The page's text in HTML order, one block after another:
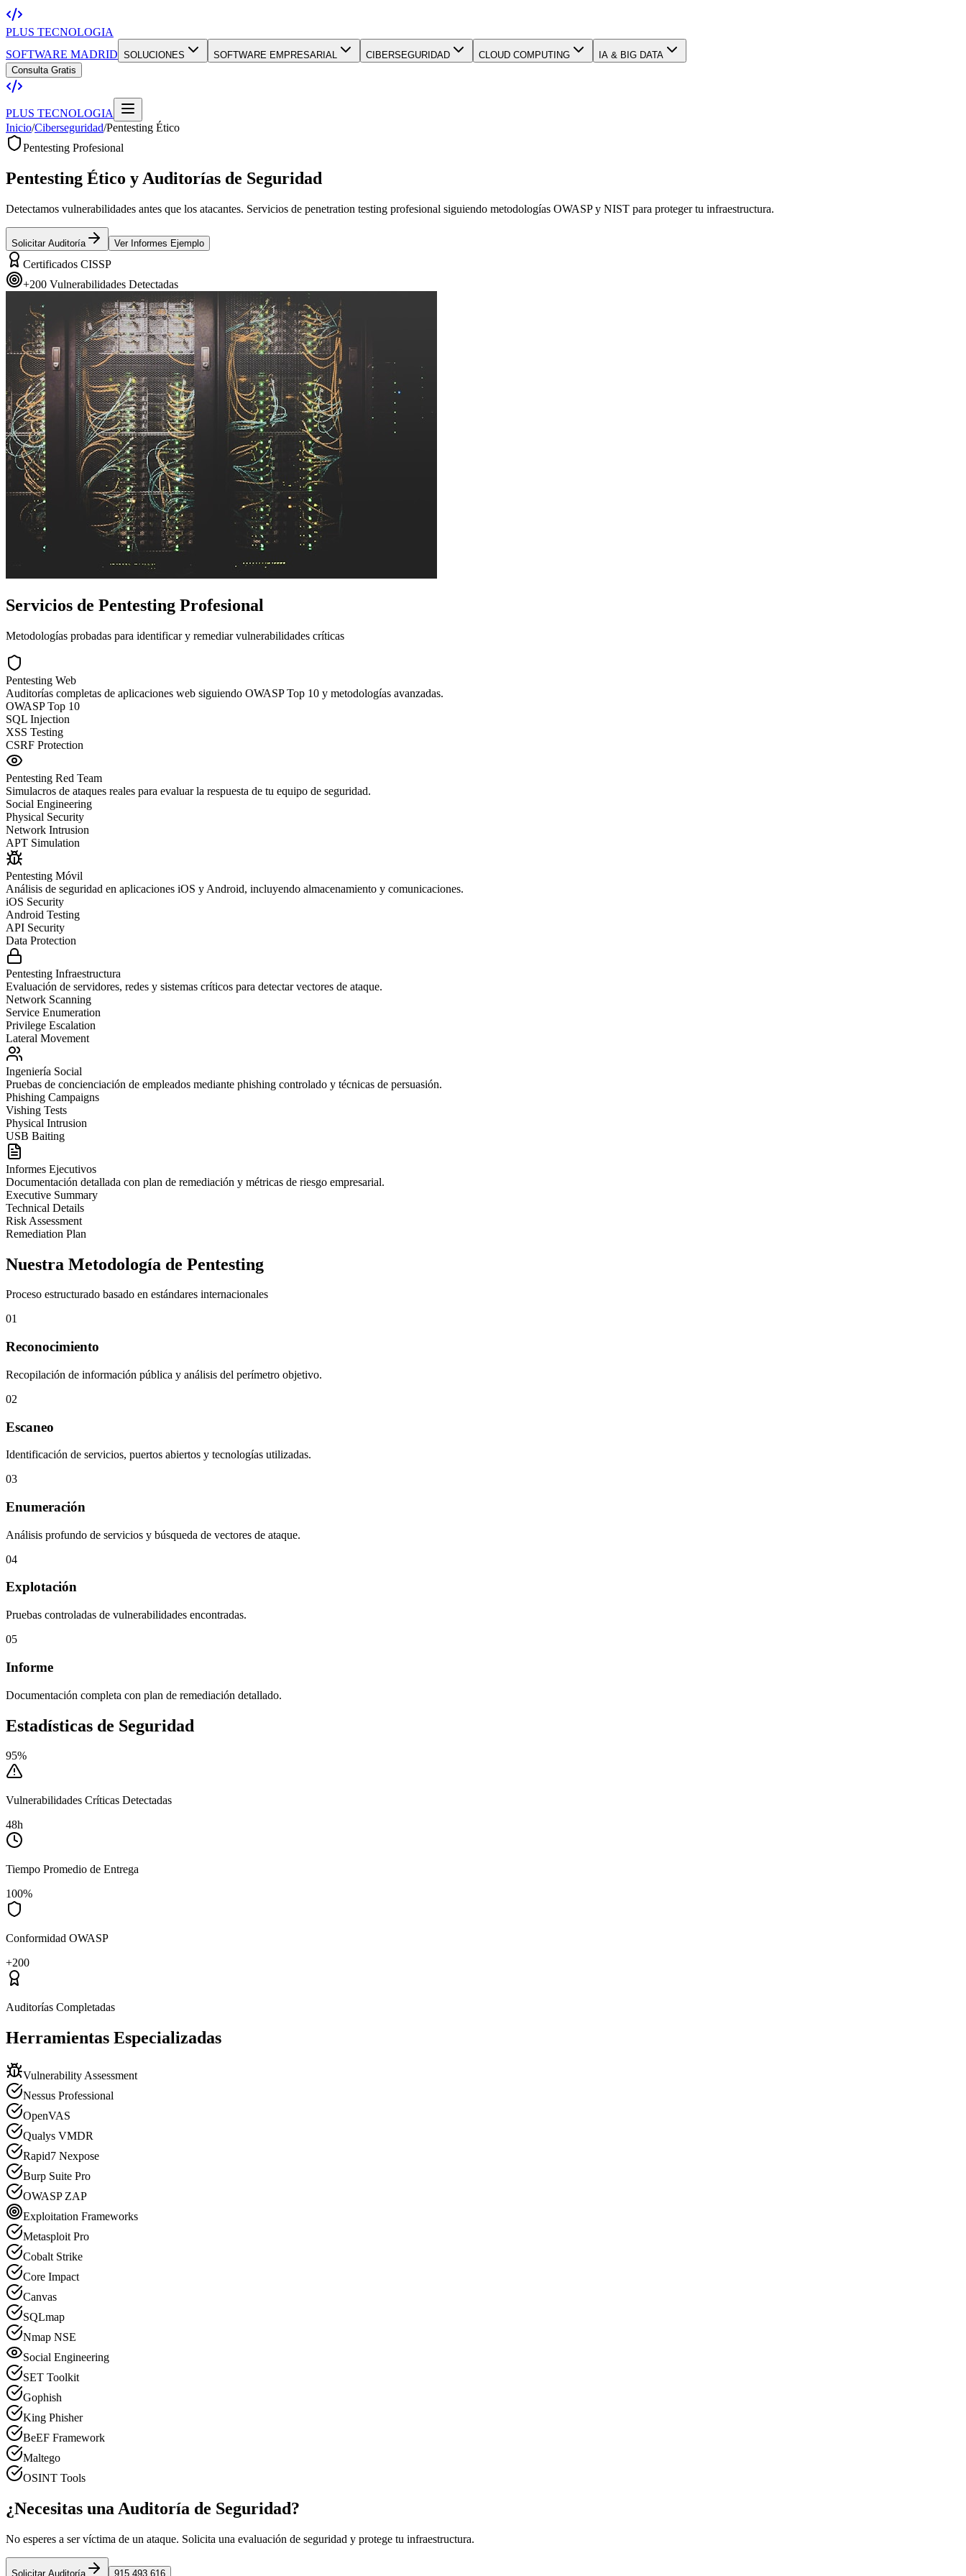
PLUS TECNOLOGIA
SOFTWARE MADRID SOLUCIONES SOFTWARE EMPRESARIAL CIBERSEGURIDAD CLOUD COMPUTING
IA & BIG DATA
Consulta Gratis
PLUS TECNOLOGIA
Inicio/Ciberseguridad/Pentesting Ético
Pentesting Profesional
Pentesting Ético y Auditorías de Seguridad
Detectamos vulnerabilidades antes que los atacantes. Servicios de penetration testing profesional siguiendo metodologías OWASP y NIST para proteger tu infraestructura.
Solicitar Auditoría Ver Informes Ejemplo
Certificados CISSP
+200 Vulnerabilidades Detectadas
Servicios de Pentesting Profesional
Metodologías probadas para identificar y remediar vulnerabilidades críticas
Pentesting Web
Auditorías completas de aplicaciones web siguiendo OWASP Top 10 y metodologías avanzadas.
OWASP Top 10
SQL Injection
XSS Testing
CSRF Protection
Pentesting Red Team
Simulacros de ataques reales para evaluar la respuesta de tu equipo de seguridad.
Social Engineering
Physical Security
Network Intrusion
APT Simulation
Pentesting Móvil
Análisis de seguridad en aplicaciones iOS y Android, incluyendo almacenamiento y comunicaciones.
iOS Security
Android Testing
API Security
Data Protection
Pentesting Infraestructura
Evaluación de servidores, redes y sistemas críticos para detectar vectores de ataque.
Network Scanning
Service Enumeration
Privilege Escalation
Lateral Movement
Ingeniería Social
Pruebas de concienciación de empleados mediante phishing controlado y técnicas de persuasión.
Phishing Campaigns
Vishing Tests
Physical Intrusion
USB Baiting
Informes Ejecutivos
Documentación detallada con plan de remediación y métricas de riesgo empresarial.
Executive Summary
Technical Details
Risk Assessment
Remediation Plan
Nuestra Metodología de Pentesting
Proceso estructurado basado en estándares internacionales
01
Reconocimiento
Recopilación de información pública y análisis del perímetro objetivo.
02
Escaneo
Identificación de servicios, puertos abiertos y tecnologías utilizadas.
03
Enumeración
Análisis profundo de servicios y búsqueda de vectores de ataque.
04
Explotación
Pruebas controladas de vulnerabilidades encontradas.
05
Informe
Documentación completa con plan de remediación detallado.
Estadísticas de Seguridad
95%
Vulnerabilidades Críticas Detectadas
48h
Tiempo Promedio de Entrega
100%
Conformidad OWASP
+200
Auditorías Completadas
Herramientas Especializadas
Vulnerability Assessment
Nessus Professional
OpenVAS
Qualys VMDR
Rapid7 Nexpose
Burp Suite Pro
OWASP ZAP
Exploitation Frameworks
Metasploit Pro
Cobalt Strike
Core Impact
Canvas
SQLmap
Nmap NSE
Social Engineering
SET Toolkit
Gophish
King Phisher
BeEF Framework
Maltego
OSINT Tools
¿Necesitas una Auditoría de Seguridad?
No esperes a ser víctima de un ataque. Solicita una evaluación de seguridad y protege tu infraestructura.
Solicitar Auditoría 915 493 616